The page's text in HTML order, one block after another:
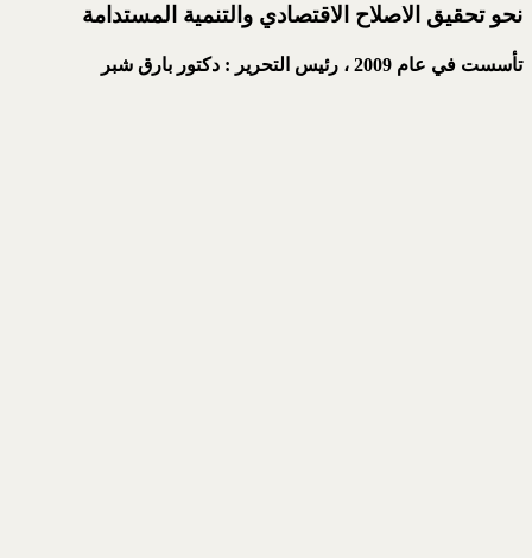
نحو تحقيق الاصلاح الاقتصادي والتنمية المستدامة
تأسست في عام 2009 ، رئيس التحرير : دكتور بارق شبر